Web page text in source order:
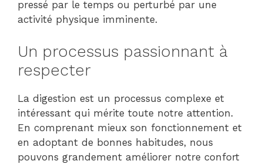
pressé par le temps ou perturbé par une
activité physique imminente.
Un processus passionnant à
respecter
La digestion est un processus complexe et
intéressant qui mérite toute notre attention.
En comprenant mieux son fonctionnement et
en adoptant de bonnes habitudes, nous
pouvons grandement améliorer notre confort